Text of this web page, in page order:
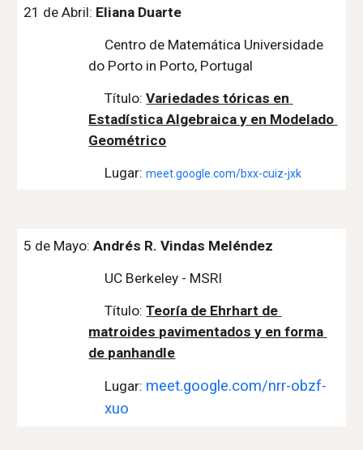
21 de Abril: Eliana Duarte
Centro de Matemática Universidade
do Porto in Porto, Portugal
Título: Variedades tóricas en
Estadística Algebraica y en Modelado
Geométrico
Lugar: meet.google.com/bxx-cuiz-jxk
5 de Mayo: Andrés R. Vindas Meléndez
UC Berkeley - MSRI
Título: Teoría de Ehrhart de
matroides pavimentados y en forma
de panhandle
Lugar: meet.google.com/nrr-obzf-
xuo